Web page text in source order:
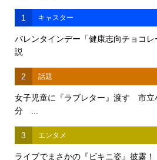
1 キャスター
バレンタインデー「健康志向チョコ
説
2 話題
女子児童に『ラブレター』渡す 市立
分 ...
3 エンタメ
ライブでまさかの『ビキニ姿』披露